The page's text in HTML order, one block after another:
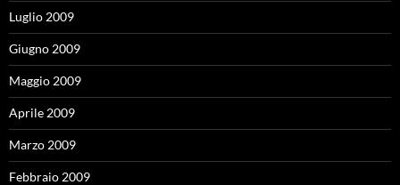
Luglio 2009
Giugno 2009
Maggio 2009
Aprile 2009
Marzo 2009
Febbraio 2009